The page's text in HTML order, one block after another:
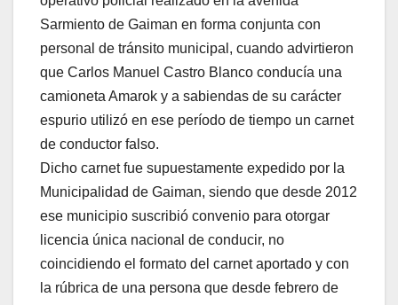
Sarmiento de Gaiman en forma conjunta con
personal de tránsito municipal, cuando advirtieron
que Carlos Manuel Castro Blanco conducía una
camioneta Amarok y a sabiendas de su carácter
espurio utilizó en ese período de tiempo un carnet
de conductor falso.
Dicho carnet fue supuestamente expedido por la
Municipalidad de Gaiman, siendo que desde 2012
ese municipio suscribió convenio para otorgar
licencia única nacional de conducir, no
coincidiendo el formato del carnet aportado y con
la rúbrica de una persona que desde febrero de